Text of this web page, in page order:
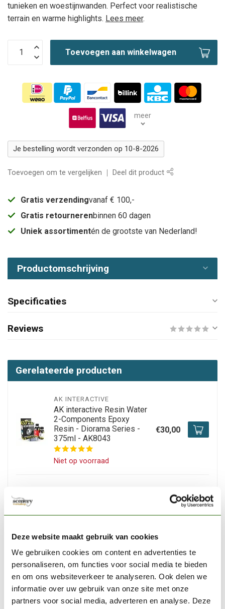
Deze website maakt gebruik van cookies
We gebruiken cookies om content en advertenties te
personaliseren, om functies voor social media te bieden
en om ons websiteverkeer te analyseren. Ook delen we
informatie over uw gebruik van onze site met onze
partners voor social media, adverteren en analyse. Deze
tunieken en woestijnwanden. Perfect voor realistische
terrain en warme highlights. Lees meer.
Toevoegen aan winkelwagen
meer
Je bestelling wordt verzonden op 10-8-2026
Toevoegen om te vergelijken Deel dit product
Gratis verzendingvanaf € 100,-
Gratis retournerenbinnen 60 dagen
Uniek assortimentén de grootste van Nederland!
Productomschrijving
Specificaties
Reviews
Gerelateerde producten
AK INTERACTIVE
AK interactive Resin Water
2-Components Epoxy
Resin - Diorama Series -
375ml - AK8043
Niet op voorraad
€30,00
Op voorraad
€8,95
AK INTERACTIVE
AK interactive Wet Crackle
Effects - Diorama Series -
100ml - AK8034
€8,95